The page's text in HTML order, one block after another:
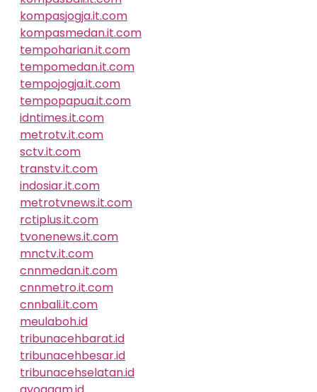
kompasjogja.it.com
kompasmedan.it.com
tempoharian.it.com
tempomedan.it.com
tempojogja.it.com
tempopapua.it.com
idntimes.it.com
metrotv.it.com
sctv.it.com
transtv.it.com
indosiar.it.com
metrotvnews.it.com
rctiplus.it.com
tvonenews.it.com
mnctv.it.com
cnnmedan.it.com
cnnmetro.it.com
cnnbali.it.com
meulaboh.id
tribunacehbarat.id
tribunacehbesar.id
tribunacehselatan.id